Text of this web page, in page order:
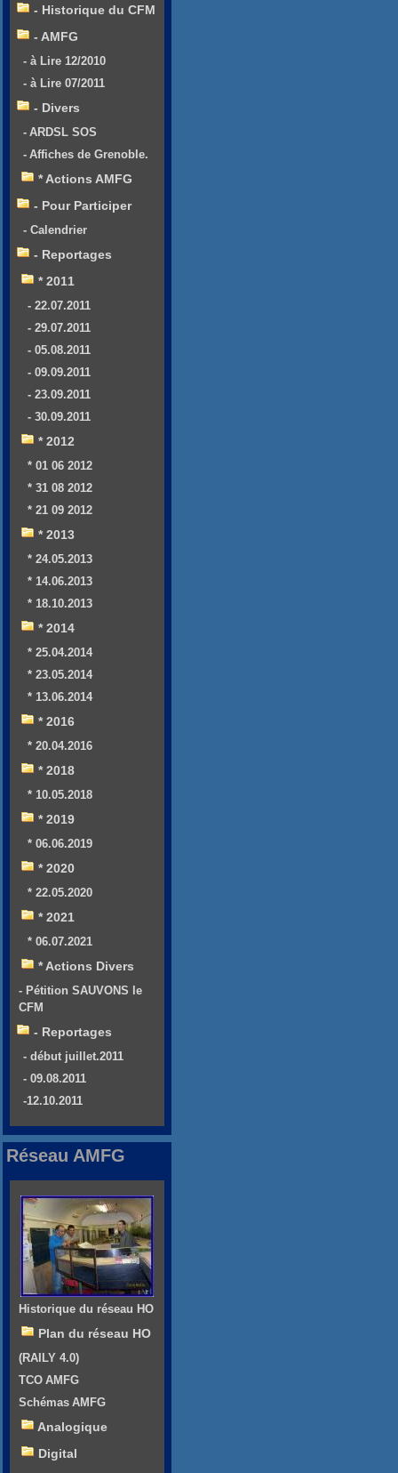
- Historique du CFM
- AMFG
- à Lire 12/2010
- à Lire 07/2011
- Divers
- ARDSL SOS
- Affiches de Grenoble.
* Actions AMFG
- Pour Participer
- Calendrier
- Reportages
* 2011
- 22.07.2011
- 29.07.2011
- 05.08.2011
- 09.09.2011
- 23.09.2011
- 30.09.2011
* 2012
* 01 06 2012
* 31 08 2012
* 21 09 2012
* 2013
* 24.05.2013
* 14.06.2013
* 18.10.2013
* 2014
* 25.04.2014
* 23.05.2014
* 13.06.2014
* 2016
* 20.04.2016
* 2018
* 10.05.2018
* 2019
* 06.06.2019
* 2020
* 22.05.2020
* 2021
* 06.07.2021
* Actions Divers
- Pétition SAUVONS le
CFM
- Reportages
- début juillet.2011
- 09.08.2011
-12.10.2011
Réseau AMFG
Historique du réseau HO
Plan du réseau HO
(RAILY 4.0)
TCO AMFG
Schémas AMFG
Analogique
Digital